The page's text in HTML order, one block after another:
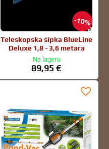
10%
Teleskopska šipka BlueLine
Deluxe 1,8 - 3,6 metara
Na lageru
89,95 €